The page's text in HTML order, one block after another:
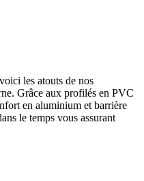
les atouts de nos
Grâce aux profilés en PVC
en aluminium et barrière
le temps vous assurant